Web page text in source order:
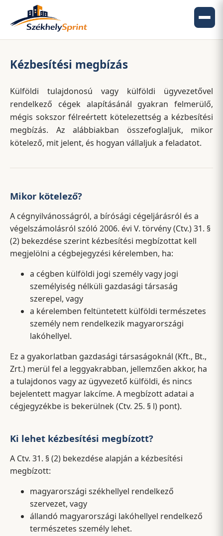
Kézbesítési megbízás
Külföldi tulajdonosú vagy külföldi ügyvezetővel
rendelkező cégek alapításánál gyakran felmerülő,
mégis sokszor félreértett kötelezettség a kézbesítési
megbízás. Az alábbiakban összefoglaljuk, mikor
kötelező, mit jelent, és hogyan vállaljuk a feladatot.
Mikor kötelező?
A cégnyilvánosságról, a bírósági cégeljárásról és a
végelszámolásról szóló 2006. évi V. törvény (Ctv.) 31. §
(2) bekezdése szerint kézbesítési megbízottat kell
megjelölni a cégbejegyzési kérelemben, ha:
a cégben külföldi jogi személy vagy jogi
személyiség nélküli gazdasági társaság
szerepel, vagy
a kérelemben feltüntetett külföldi természetes
személy nem rendelkezik magyarországi
lakóhellyel.
Ez a gyakorlatban gazdasági társaságoknál (Kft., Bt.,
Zrt.) merül fel a leggyakrabban, jellemzően akkor, ha
a tulajdonos vagy az ügyvezető külföldi, és nincs
bejelentett magyar lakcíme. A megbízott adatai a
cégjegyzékbe is bekerülnek (Ctv. 25. § l) pont).
Ki lehet kézbesítési megbízott?
A Ctv. 31. § (2) bekezdése alapján a kézbesítési
megbízott:
magyarországi székhellyel rendelkező
szervezet, vagy
állandó magyarországi lakóhellyel rendelkező
természetes személy lehet.